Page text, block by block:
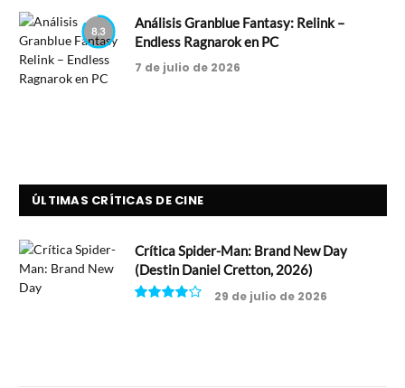
8.3
Análisis Granblue Fantasy: Relink –
Endless Ragnarok en PC
7 de julio de 2026
ÚLTIMAS CRÍTICAS DE CINE
Crítica Spider-Man: Brand New Day
(Destin Daniel Cretton, 2026)
29 de julio de 2026